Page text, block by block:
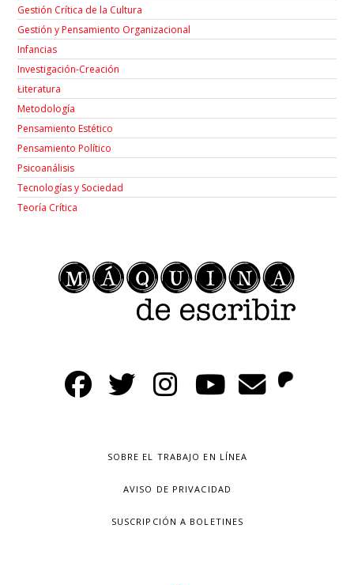
Gestión Crítica de la Cultura
Gestión y Pensamiento Organizacional
Infancias
Investigación-Creación
Łiteratura
Metodología
Pensamiento Estético
Pensamiento Político
Psicoanálisis
Tecnologías y Sociedad
Teoría Crítica
SOBRE EL TRABAJO EN LÍNEA
AVISO DE PRIVACIDAD
SUSCRIPCIÓN A BOLETINES